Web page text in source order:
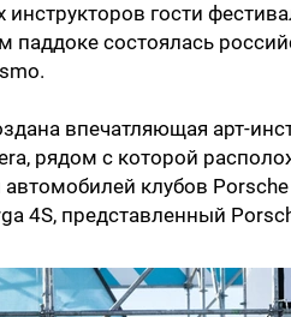
гости
паддоке состоялась
впечатляющая арт-
рядом с которой
клубов
4S, представленный